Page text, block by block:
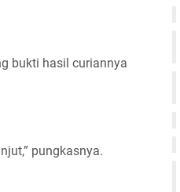
bukti hasil curiannya
pungkasnya.